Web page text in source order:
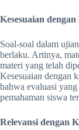
Kesesuaian
Soal-soal dalam
berlaku. Artinya,
materi yang telah
Kesesuaian dengan
bahwa evaluasi
pemahaman siswa
Relevansi dengan